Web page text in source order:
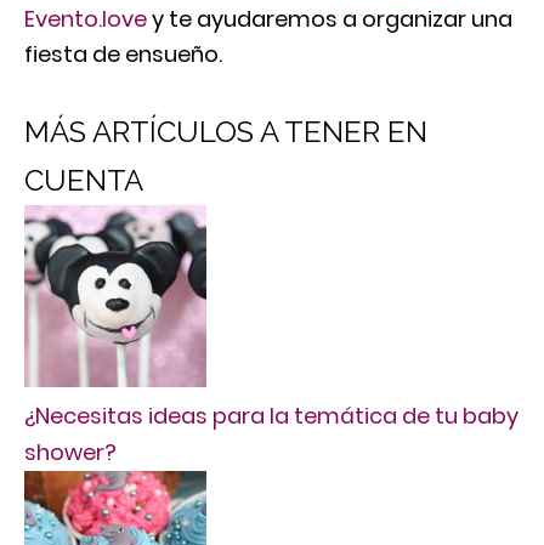
Evento.lovey te ayudaremos a organizar una
fiesta de ensueño.
MÁS ARTÍCULOS A TENER EN
CUENTA
¿Necesitas ideas para la temática de tu baby
shower?